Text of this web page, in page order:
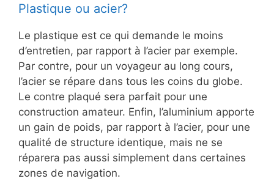
Plastique ou acier?
Le plastique est ce qui demande le moins
d’entretien, par rapport à l’acier par exemple.
Par contre, pour un voyageur au long cours,
l’acier se répare dans tous les coins du globe.
Le contre plaqué sera parfait pour une
construction amateur. Enfin, l’aluminium apporte
un gain de poids, par rapport à l’acier, pour une
qualité de structure identique, mais ne se
réparera pas aussi simplement dans certaines
zones de navigation.